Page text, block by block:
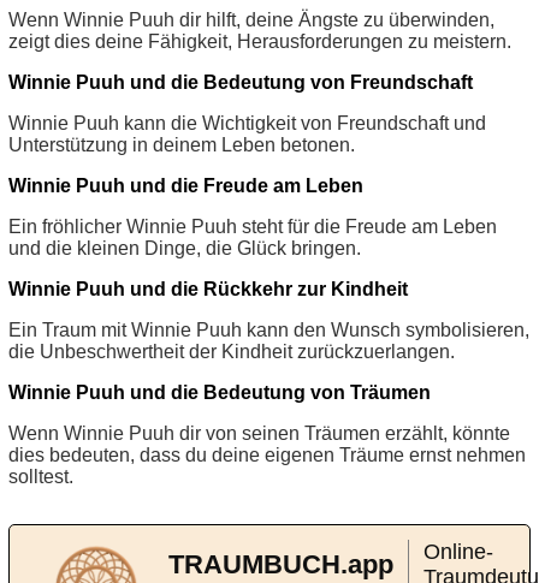
Wenn Winnie Puuh dir hilft, deine Ängste zu überwinden,
zeigt dies deine Fähigkeit, Herausforderungen zu meistern.
Winnie Puuh und die Bedeutung von Freundschaft
Winnie Puuh kann die Wichtigkeit von Freundschaft und
Unterstützung in deinem Leben betonen.
Winnie Puuh und die Freude am Leben
Ein fröhlicher Winnie Puuh steht für die Freude am Leben
und die kleinen Dinge, die Glück bringen.
Winnie Puuh und die Rückkehr zur Kindheit
Ein Traum mit Winnie Puuh kann den Wunsch symbolisieren,
die Unbeschwertheit der Kindheit zurückzuerlangen.
Winnie Puuh und die Bedeutung von Träumen
Wenn Winnie Puuh dir von seinen Träumen erzählt, könnte
dies bedeuten, dass du deine eigenen Träume ernst nehmen
solltest.
TRAUMBUCH.app
Online-